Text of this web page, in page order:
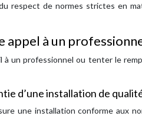
respect de normes strictes en
appel à un
un professionnel ou tenter le
d’une installation de
une installation conforme aux